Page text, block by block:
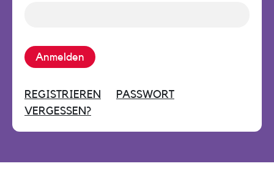
REGISTRIEREN
PASSWORT
VERGESSEN?